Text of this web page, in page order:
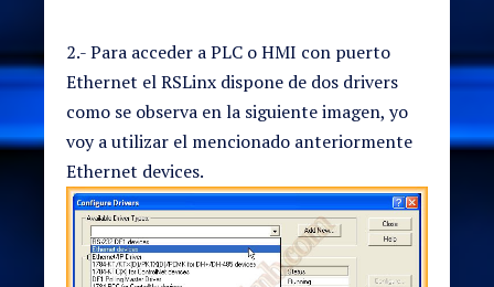
2.- Para acceder a PLC o HMI con puerto
Ethernet el RSLinx dispone de dos drivers
como se observa en la siguiente imagen, yo
voy a utilizar el mencionado anteriormente
Ethernet devices.